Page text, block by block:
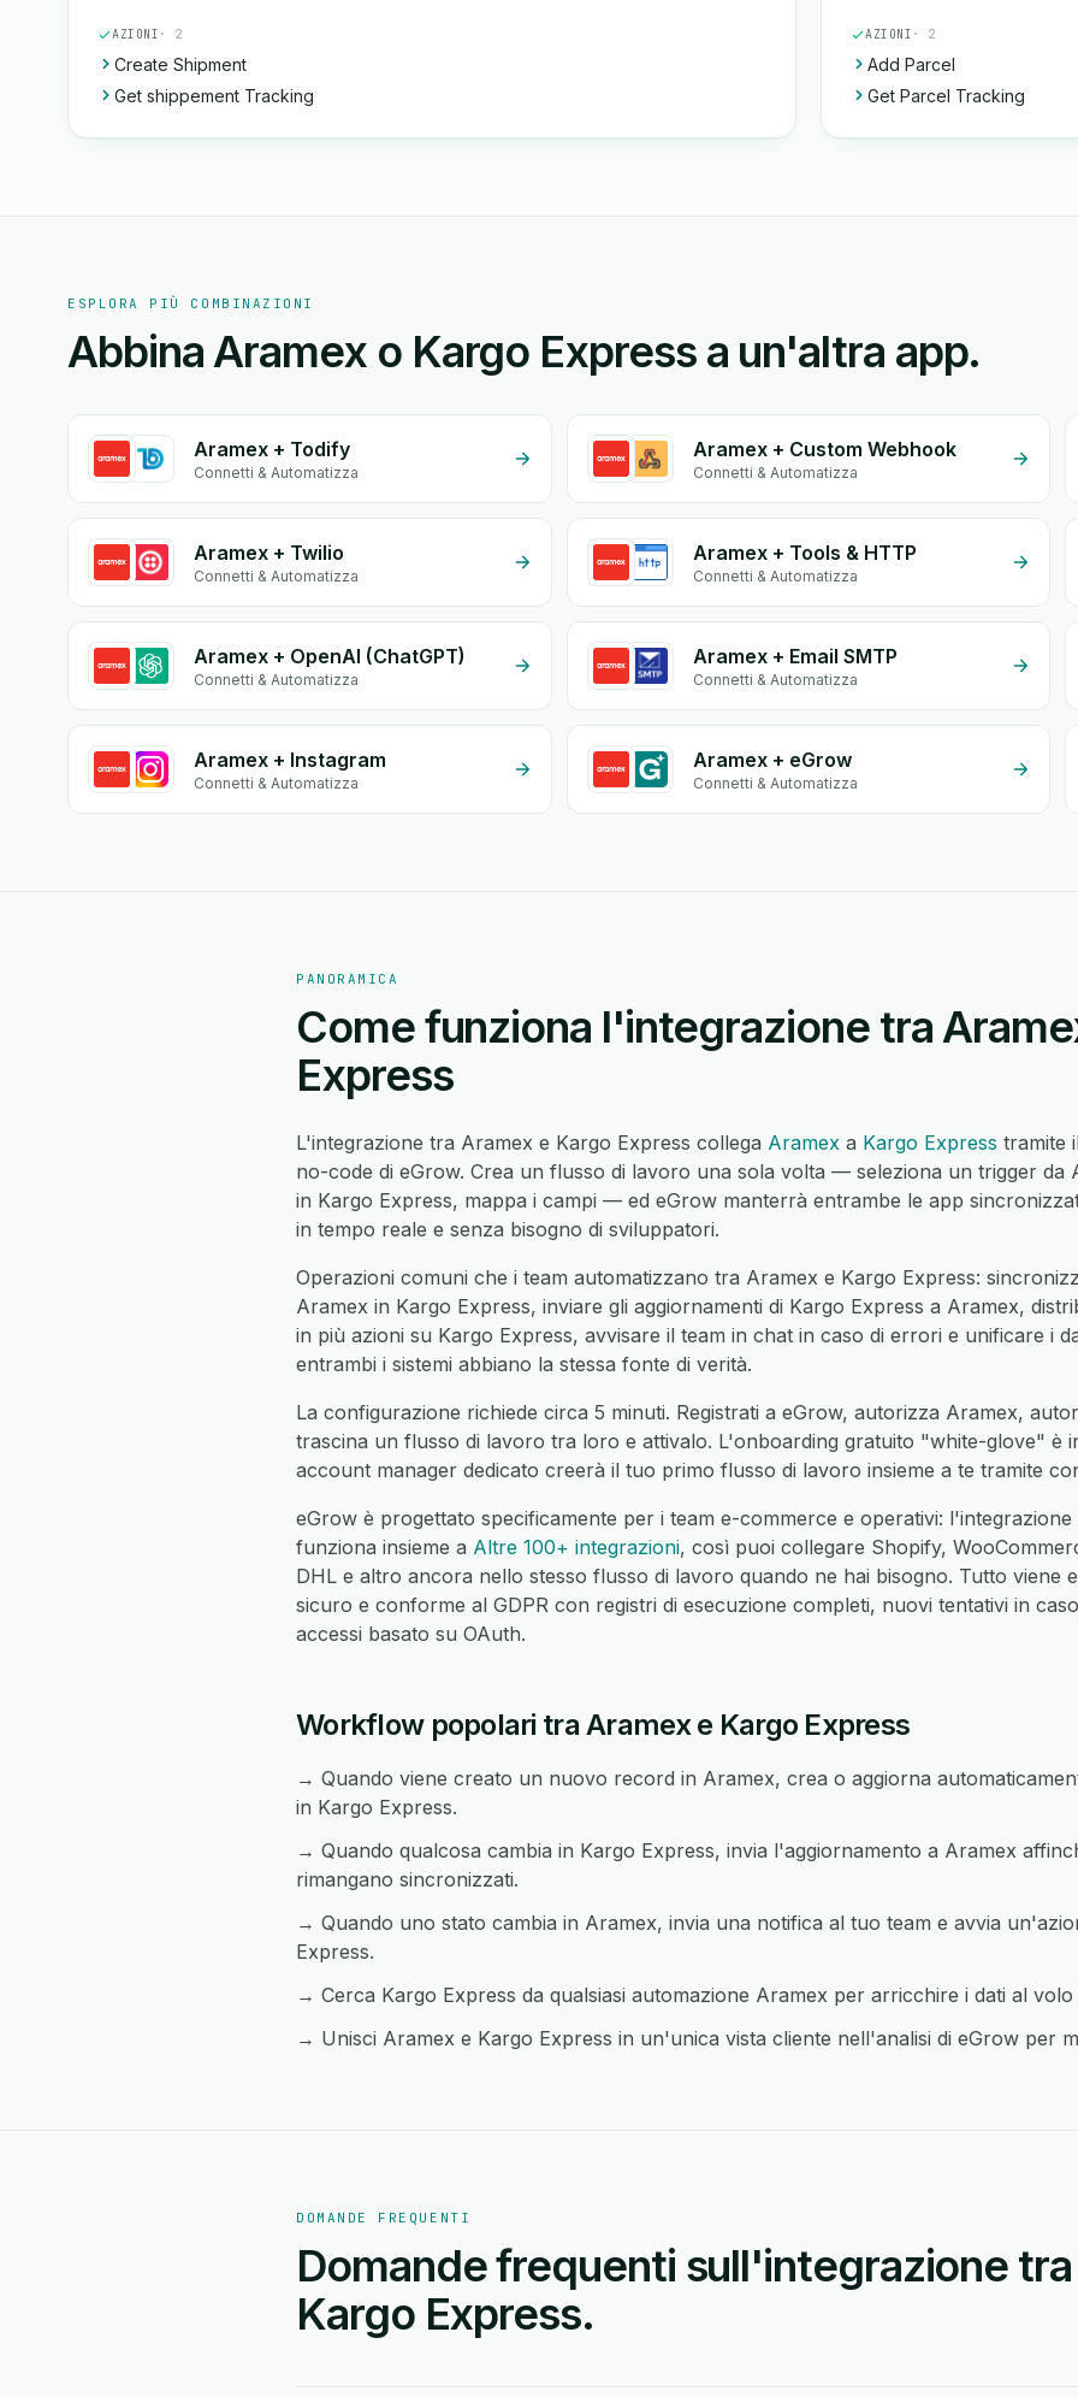
AZIONI · 2
Create Shipment
Get shippement Tracking
AZIONI · 2
Add Parcel
Get Parcel Tracking
ESPLORA PIÙ COMBINAZIONI
Abbina Aramex o Kargo Express a un'altra app.
Aramex + Todify
Connetti & Automatizza
Aramex + Custom Webhook
Connetti & Automatizza
Aramex + Twilio
Connetti & Automatizza
Aramex + Tools & HTTP
Connetti & Automatizza
Aramex + OpenAI (ChatGPT)
Connetti & Automatizza
Aramex + Email SMTP
Connetti & Automatizza
Aramex + Instagram
Connetti & Automatizza
Aramex + eGrow
Connetti & Automatizza
PANORAMICA
Come funziona l'integrazione tra
Express
L'integrazione tra Aramex e Kargo Express collega Aramex a Kargo Express tramite
no-code di eGrow. Crea un flusso di lavoro una sola volta — seleziona un trigger da
in Kargo Express, mappa i campi — ed eGrow manterrà entrambe le app
in tempo reale e senza bisogno di sviluppatori.
Operazioni comuni che i team automatizzano tra Aramex e Kargo Express:
Aramex in Kargo Express, inviare gli aggiornamenti di Kargo Express a Aramex,
in più azioni su Kargo Express, avvisare il team in chat in caso di errori e unificare i
entrambi i sistemi abbiano la stessa fonte di verità.
La configurazione richiede circa 5 minuti. Registrati a eGrow, autorizza Aramex,
trascina un flusso di lavoro tra loro e attivalo. L'onboarding gratuito "white-glove" è
account manager dedicato creerà il tuo primo flusso di lavoro insieme a te tramite
eGrow è progettato specificamente per i team e-commerce e operativi:
funziona insieme a Altre 100+ integrazioni, così puoi collegare Shopify,
DHL e altro ancora nello stesso flusso di lavoro quando ne hai bisogno. Tutto viene
sicuro e conforme al GDPR con registri di esecuzione completi, nuovi tentativi in
accessi basato su OAuth.
Workflow popolari tra Aramex e Kargo Express
→ Quando viene creato un nuovo record in Aramex, crea o aggiorna
in Kargo Express.
→ Quando qualcosa cambia in Kargo Express, invia l'aggiornamento a Aramex
rimangano sincronizzati.
→ Quando uno stato cambia in Aramex, invia una notifica al tuo team e avvia
Express.
→ Cerca Kargo Express da qualsiasi automazione Aramex per arricchire i dati al
→ Unisci Aramex e Kargo Express in un'unica vista cliente nell'analisi di eGrow per
DOMANDE FREQUENTI
Domande frequenti sull'integrazione
Kargo Express.